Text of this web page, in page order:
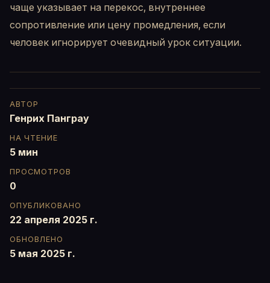
чаще указывает на перекос, внутреннее
сопротивление или цену промедления, если
человек игнорирует очевидный урок ситуации.
АВТОР
Генрих Панграу
НА ЧТЕНИЕ
5 мин
ПРОСМОТРОВ
0
ОПУБЛИКОВАНО
22 апреля 2025 г.
ОБНОВЛЕНО
5 мая 2025 г.